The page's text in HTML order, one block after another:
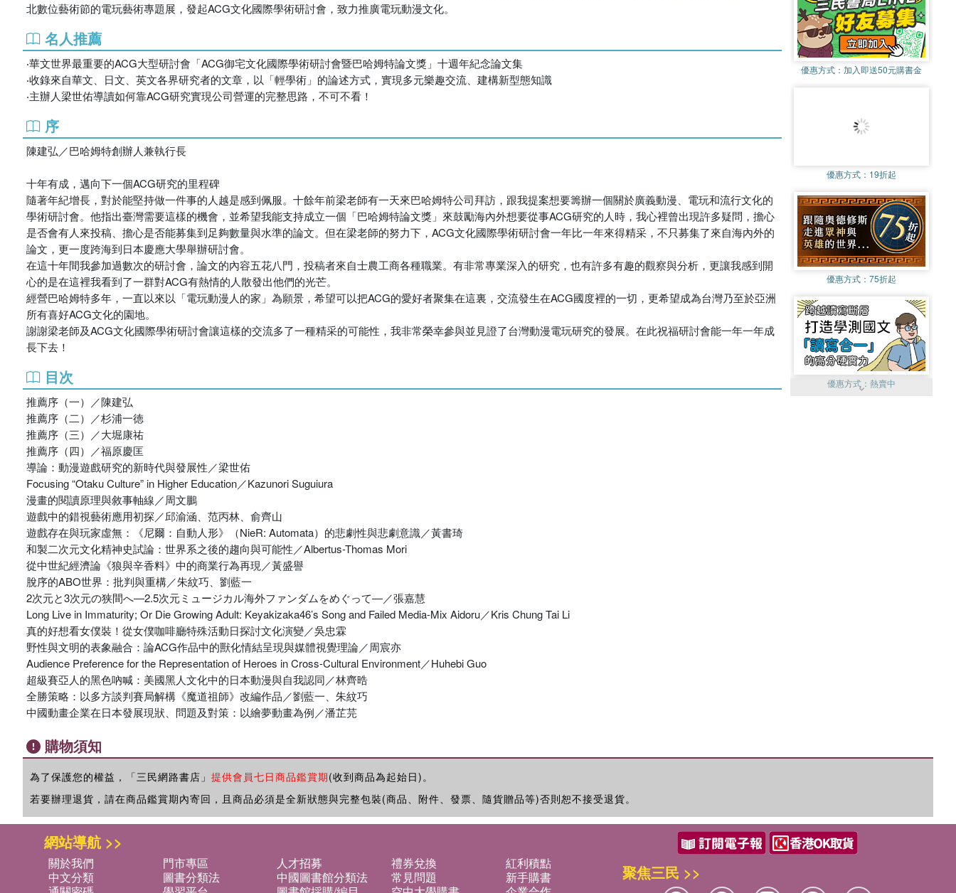
北數位藝術節的電玩藝術專題展，發起ACG文化國際學術研討會，致力推廣電玩動漫文化。
名人推薦
‧華文世界最重要的ACG大型研討會「ACG御宅文化國際學術研討會暨巴哈姆特論文獎」十週年紀念論文集
‧收錄來自華文、日文、英文各界研究者的文章，以「輕學術」的論述方式，實現多元樂趣交流、建構新型態知識
‧主辦人梁世佑導讀如何靠ACG研究實現公司營運的完整思路，不可不看！
序
陳建弘／巴哈姆特創辦人兼執行長
十年有成，邁向下一個ACG研究的里程碑
隨著年紀增長，對於能堅持做一件事的人越是感到佩服。十餘年前梁老師有一天來巴哈姆特公司拜訪，跟我提案想要籌辦一個關於廣義動漫、電玩和流行文化的
學術研討會。他指出臺灣需要這樣的機會，並希望我能支持成立一個「巴哈姆特論文獎」來鼓勵海內外想要從事ACG研究的人時，我心裡曾出現許多疑問，擔心
是否會有人來投稿、擔心是否能募集到足夠數量與水準的論文。但在梁老師的努力下，ACG文化國際學術研討會一年比一年來得精采，不只募集了來自海內外的
論文，更一度跨海到日本慶應大學舉辦研討會。
在這十年間我參加過數次的研討會，論文的內容五花八門，投稿者來自士農工商各種職業。有非常專業深入的研究，也有許多有趣的觀察與分析，更讓我感到開
心的是在這裡我看到了一群對ACG有熱情的人散發出他們的光芒。
經營巴哈姆特多年，一直以來以「電玩動漫人的家」為願景，希望可以把ACG的愛好者聚集在這裏，交流發生在ACG國度裡的一切，更希望成為台灣乃至於亞洲
所有喜好ACG文化的園地。
謝謝梁老師及ACG文化國際學術研討會讓這樣的交流多了一種精采的可能性，我非常榮幸參與並見證了台灣動漫電玩研究的發展。在此祝福研討會能一年一年成
長下去！
目次
推薦序（一）／陳建弘
推薦序（二）／杉浦一徳
推薦序（三）／大堀康祐
推薦序（四）／福原慶匡
導論：動漫遊戲研究的新時代與發展性／梁世佑
Focusing “Otaku Culture” in Higher Education／Kazunori Suguiura
漫畫的閱讀原理與敘事軸線／周文鵬
遊戲中的錯視藝術應用初探／邱渝涵、范丙林、俞齊山
遊戲存在與玩家虛無：《尼爾：自動人形》（NieR: Automata）的悲劇性與悲劇意識／黃書琦
和製二次元文化精神史試論：世界系之後的趨向與可能性／Albertus-Thomas Mori
從中世紀經濟論《狼與辛香料》中的商業行為再現／黃盛譽
脫序的ABO世界：批判與重構／朱紋巧、劉藍一
2次元と3次元の狭間へ―2.5次元ミュージカル海外ファンダムをめぐって―／張嘉慧
Long Live in Immaturity; Or Die Growing Adult: Keyakizaka46’s Song and Failed Media-Mix Aidoru／Kris Chung Tai Li
真的好想看女僕裝！從女僕咖啡廳特殊活動日探討文化演變／吳忠霖
野性與文明的表象融合：論ACG作品中的獸化情結呈現與媒體視覺理論／周宸亦
Audience Preference for the Representation of Heroes in Cross-Cultural Environment／Huhebi Guo
超級賽亞人的黑色吶喊：美國黑人文化中的日本動漫與自我認同／林齊晧
全勝策略：以多方談判賽局解構《魔道祖師》改編作品／劉藍一、朱紋巧
中國動畫企業在日本發展現狀、問題及對策：以繪夢動畫為例／潘芷芫
優惠方式： 加入即送50元購書金
優惠方式： 19折起
優惠方式： 75折起
優惠方式： 熱賣中
購物須知
為了保護您的權益，「三民網路書店」 提供會員七日商品鑑賞期(收到商品為起始日)。
若要辦理退貨，請在商品鑑賞期內寄回，且商品必須是全新狀態與完整包裝(商品、附件、發票、隨貨贈品等)否則恕不接受退貨。
網站導航 >>
關於我們 門市專區 人才招募 禮券兌換
紅利積點
中文分類
圖書分類法 中國圖書館分類法 常見問題
新手購書
聚焦三民 >>